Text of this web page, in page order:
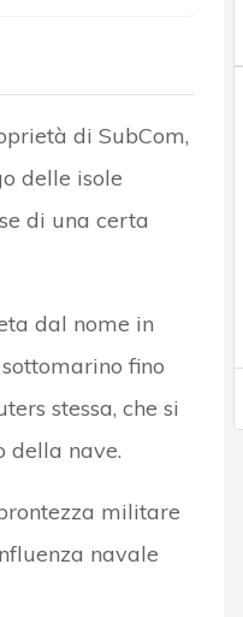
di SubCom,
delle isole
di una certa
dal nome in
fino
stessa, che si
nave.
militare
navale